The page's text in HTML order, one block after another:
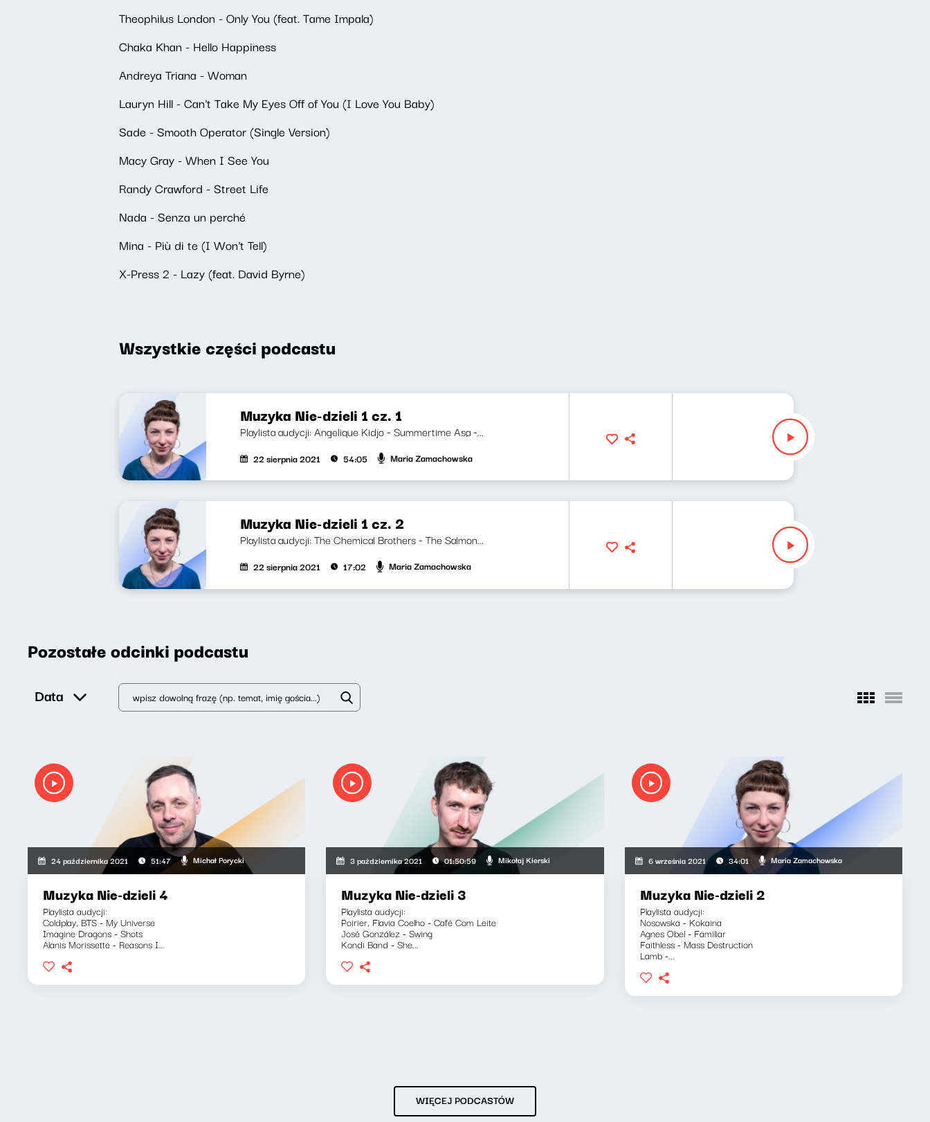
Theophilus London - Only You (feat. Tame Impala)
Chaka Khan - Hello Happiness
Andreya Triana - Woman
Lauryn Hill - Can't Take My Eyes Off of You (I Love You Baby)
Sade - Smooth Operator (Single Version)
Macy Gray - When I See You
Randy Crawford - Street Life
Nada - Senza un perché
Mina - Più di te (I Won't Tell)
X-Press 2 - Lazy (feat. David Byrne)
Wszystkie części podcastu
Muzyka Nie-dzieli 1 cz. 1
Playlista audycji: Angelique Kidjo - Summertime Aṣa -...
22 sierpnia 2021 54:05 Maria Zamachowska
Muzyka Nie-dzieli 1 cz. 2
Playlista audycji: The Chemical Brothers - The Salmon...
22 sierpnia 2021 17:02 Maria Zamachowska
Pozostałe odcinki podcastu
Data
24 października 2021 51:47 Michał Porycki
Muzyka Nie-dzieli 4
Playlista audycji:
Coldplay, BTS - My Universe
Imagine Dragons - Shots
Alanis Morissette - Reasons I...
3 października 2021 01:50:59 Mikołaj Kierski
Muzyka Nie-dzieli 3
Playlista audycji:
Poirier, Flavia Coelho - Café Com Leite
José González - Swing
Kondi Band - She...
6 września 2021 34:01 Maria Zamachowska
Muzyka Nie-dzieli 2
Playlista audycji:
Nosowska - Kokaina
Agnes Obel - Familiar
Faithless - Mass Destruction
Lamb -...
WIĘCEJ PODCASTÓW